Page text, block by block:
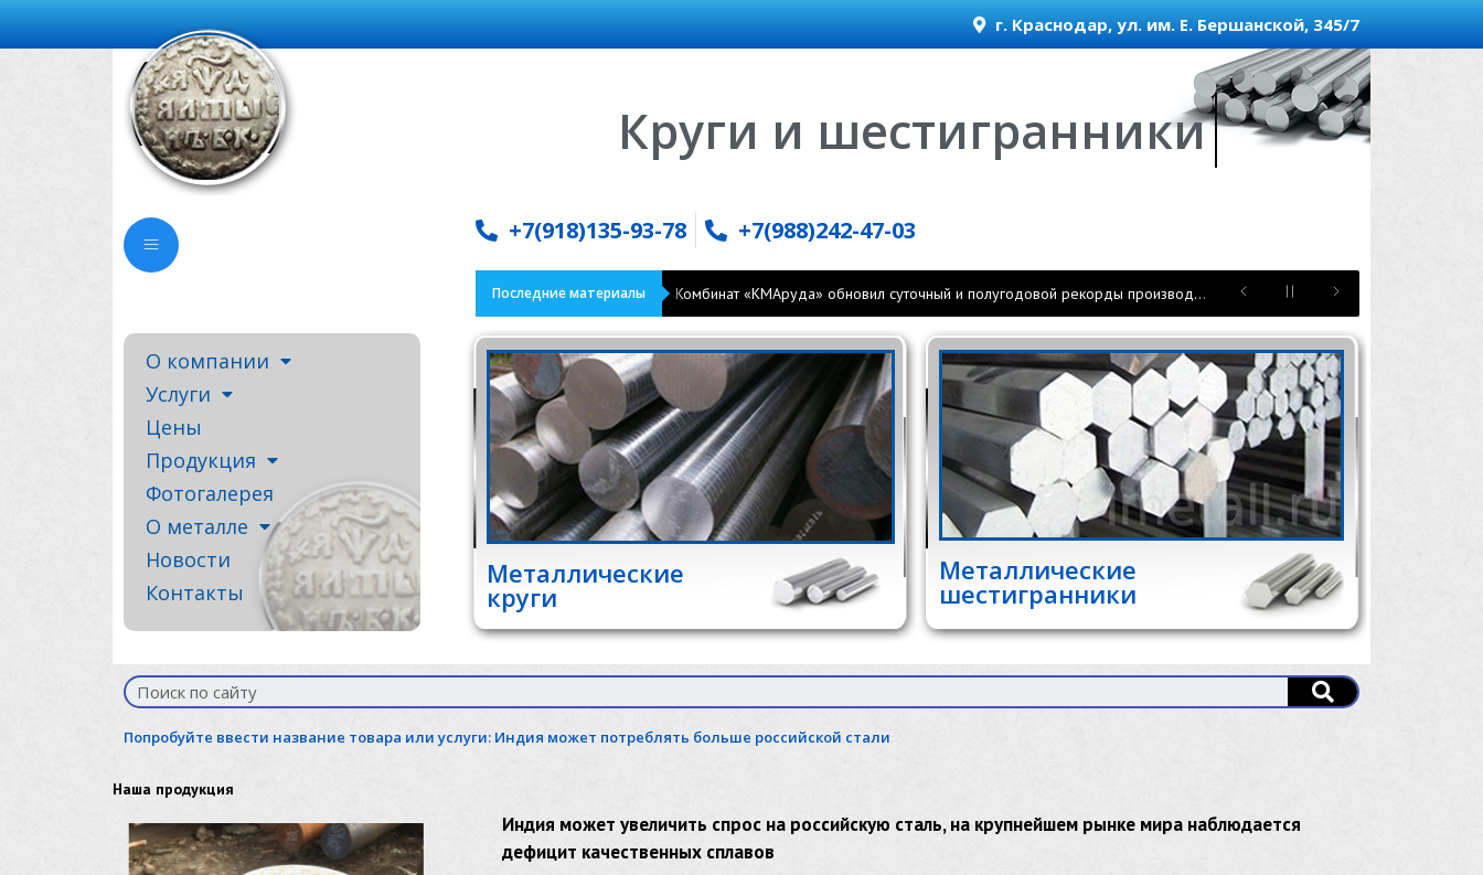
г. Краснодар, ул. им. Е. Бершанской, 345/7
Круги и шестигранники
+7(918)135-93-78 +7(988)242-47-03
Последние материалы Комбинат «КМАруда» обновил суточный и полугодовой рекорды производства
О компании
Услуги
Цены
Продукция
Фотогалерея
О металле
Новости
Контакты
Металлические
круги
Металлические
шестигранники
Попробуйте ввести название товара или услуги: Индия может потреблять больше российской стали
Индия может увеличить спрос на российскую сталь, на крупнейшем рынке мира наблюдается
дефицит качественных сплавов
Наша продукция